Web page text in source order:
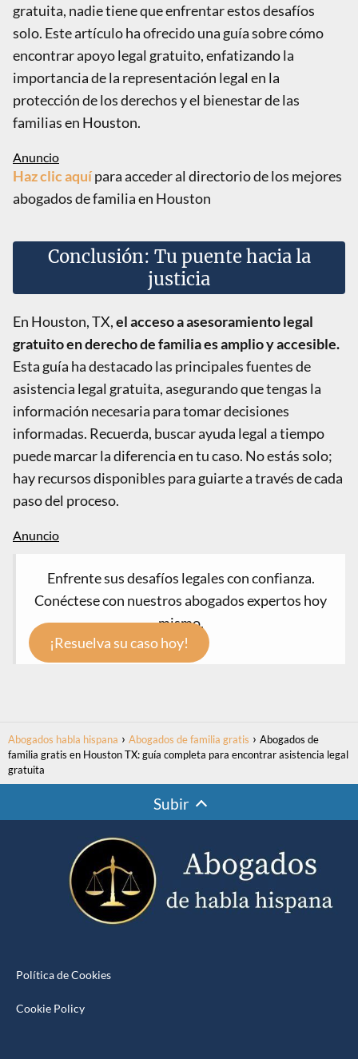
gratuita, nadie tiene que enfrentar estos desafíos
solo. Este artículo ha ofrecido una guía sobre cómo
encontrar apoyo legal gratuito, enfatizando la
importancia de la representación legal en la
protección de los derechos y el bienestar de las
familias en Houston.
Haz clic aquípara acceder al directorio de los mejores
abogados de familia en Houston
Conclusión: Tu puente hacia la
justicia
En Houston, TX,el acceso a asesoramiento legal
gratuito en derecho de familia es amplio y accesible.
Esta guía ha destacado las principales fuentes de
asistencia legal gratuita, asegurando que tengas la
información necesaria para tomar decisiones
informadas. Recuerda, buscar ayuda legal a tiempo
puede marcar la diferencia en tu caso. No estás solo;
hay recursos disponibles para guiarte a través de cada
paso del proceso.
Enfrente sus desafíos legales con confianza.
Conéctese con nuestros abogados expertos hoy
mismo.
¡Resuelva su caso hoy!
Abogados habla hispana Abogados de familia gratis
Abogados de
familia gratis en Houston TX: guía completa para encontrar asistencia legal
gratuita
Subir
Política de Cookies
Cookie Policy